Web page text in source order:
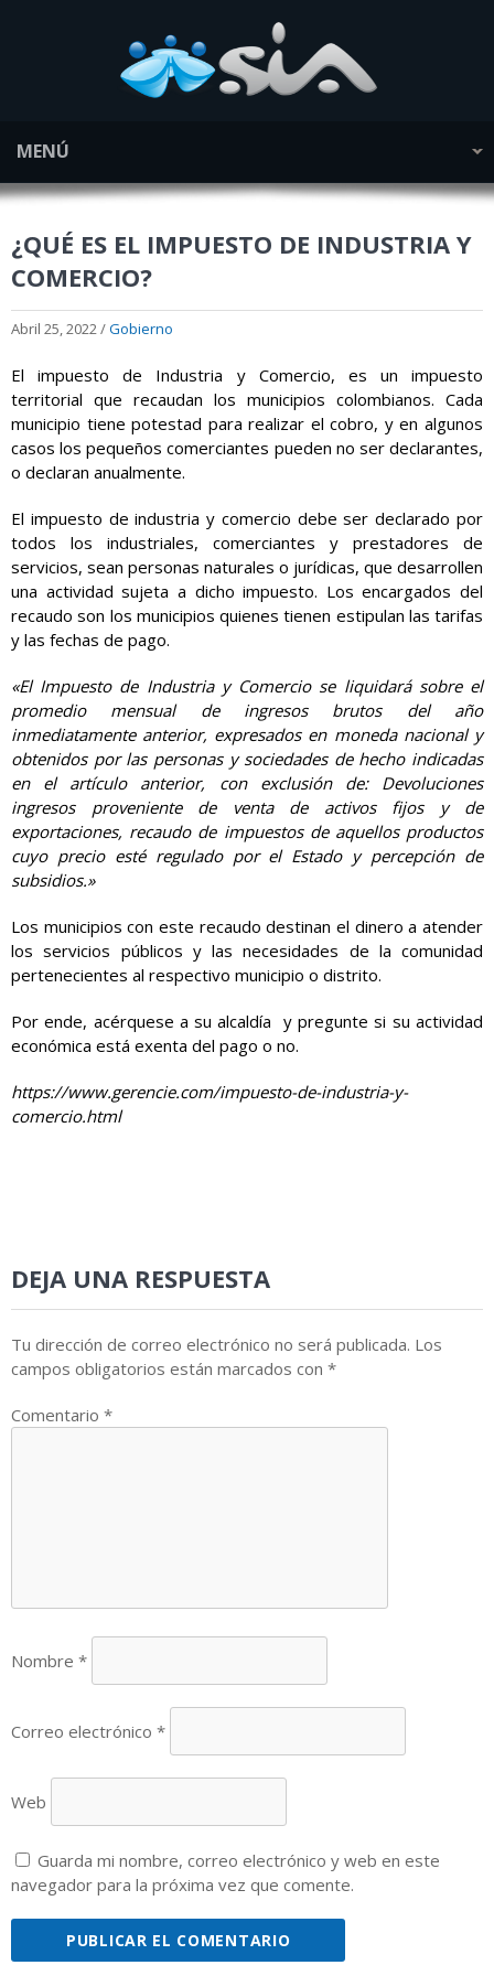
MENÚ
¿QUÉ ES EL IMPUESTO DE INDUSTRIA Y
COMERCIO?
Abril 25, 2022 /Gobierno
El impuesto de Industria y Comercio, es un impuesto
territorial que recaudan los municipios colombianos. Cada
municipio tiene potestad para realizar el cobro, y en algunos
casos los pequeños comerciantes pueden no ser declarantes,
o declaran anualmente.
El impuesto de industria y comercio debe ser declarado por
todos los industriales, comerciantes y prestadores de
servicios, sean personas naturales o jurídicas, que desarrollen
una actividad sujeta a dicho impuesto. Los encargados del
recaudo son los municipios quienes tienen estipulan las tarifas
y las fechas de pago.
«El Impuesto de Industria y Comercio se liquidará sobre el
promedio mensual de ingresos brutos del año
inmediatamente anterior, expresados en moneda nacional y
obtenidos por las personas y sociedades de hecho indicadas
en el artículo anterior, con exclusión de: Devoluciones
ingresos proveniente de venta de activos fijos y de
exportaciones, recaudo de impuestos de aquellos productos
cuyo precio esté regulado por el Estado y percepción de
subsidios.»
Los municipios con este recaudodestinan el dinero a atender
los servicios públicos y las necesidades de la comunidad
pertenecientes al respectivo municipio o distrito.
Por ende, acérquese a su alcaldía y pregunte si su actividad
económica está exenta del pago o no.
https://www.gerencie.com/impuesto-de-industria-y-
comercio.html
DEJA UNA RESPUESTA
Tu dirección de correo electrónico no será publicada. Los
campos obligatorios están marcados con *
Comentario *
Nombre *
Correo electrónico *
Web
Guarda mi nombre, correo electrónico y web en este
navegador para la próxima vez que comente.